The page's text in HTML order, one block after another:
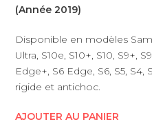
(Année 2019)
Disponible en modèles
Ultra, S10e, S10+, S10, S9+,
Edge+, S6 Edge, S6, S5,
rigide et antichoc.
AJOUTER AU PANIER